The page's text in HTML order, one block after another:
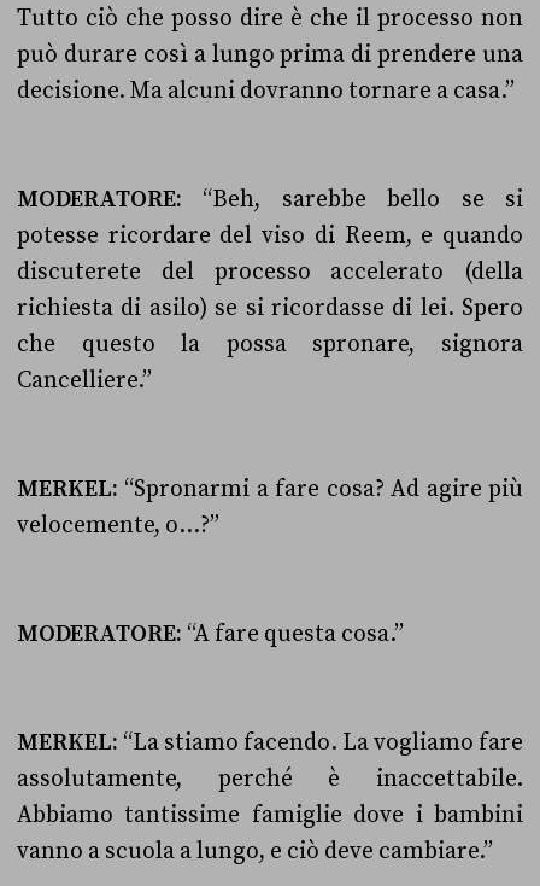
Tutto ciò che posso dire è che il processo non
può durare così a lungo prima di prendere una
decisione. Ma alcuni dovranno tornare a casa.”
MODERATORE: “Beh, sarebbe bello se si
potesse ricordare del viso di Reem, e quando
discuterete del processo accelerato (della
richiesta di asilo) se si ricordasse di lei. Spero
che questo la possa spronare, signora
Cancelliere.”
MERKEL: “Spronarmi a fare cosa? Ad agire più
velocemente, o…?”
MODERATORE: “A fare questa cosa.”
MERKEL: “La stiamo facendo. La vogliamo fare
assolutamente, perché è inaccettabile.
Abbiamo tantissime famiglie dove i bambini
vanno a scuola a lungo, e ciò deve cambiare.”